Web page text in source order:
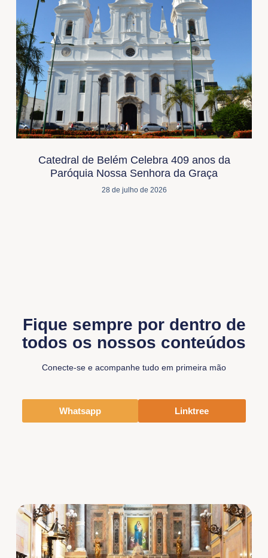
Catedral de Belém Celebra 409 anos da
Paróquia Nossa Senhora da Graça
28 de julho de 2026
Fique sempre por dentro de
todos os nossos conteúdos
Conecte-se e acompanhe tudo em primeira mão
Whatsapp Linktree